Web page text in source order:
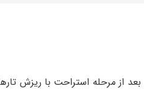
قرار دارند. بعد از مرحله استراحت با ریزش